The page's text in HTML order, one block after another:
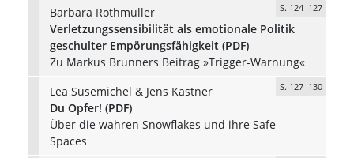
Barbara Rothmüller
S. 124–127
Verletzungssensibilität als emotionale Politik
geschulter Empörungsfähigkeit (PDF)
Zu Markus Brunners Beitrag »Trigger-Warnung«
Lea Susemichel & Jens Kastner
S. 127–130
Du Opfer! (PDF)
Über die wahren Snowflakes und ihre Safe
Spaces